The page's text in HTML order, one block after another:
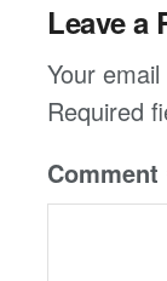
Leave a
Your
Required
Comment